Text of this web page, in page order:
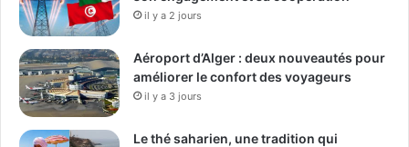
il y a 2 jours
Aéroport d’Alger : deux nouveautés pour
améliorer le confort des voyageurs
il y a 3 jours
Le thé saharien, une tradition qui